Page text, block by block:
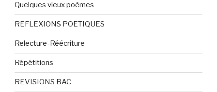
Quelques vieux poèmes
REFLEXIONS POETIQUES
Relecture-Réécriture
Répétitions
REVISIONS BAC